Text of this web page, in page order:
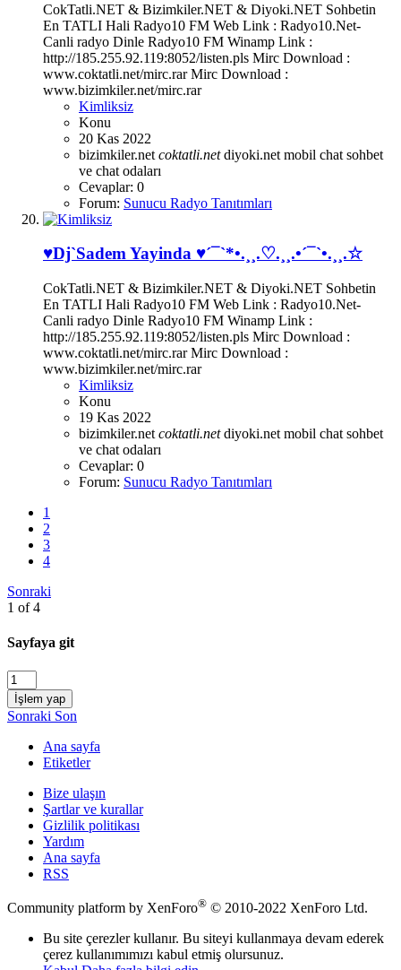
CokTatli.NET & Bizimkiler.NET & Diyoki.NET Sohbetin
En TATLI Hali Radyo10 FM Web Link : Radyo10.Net-
Canli radyo Dinle Radyo10 FM Winamp Link :
http://185.255.92.119:8052/listen.pls Mirc Download :
www.coktatli.net/mirc.rar Mirc Download :
www.bizimkiler.net/mirc.rar
Kimliksiz
Konu
20 Kas 2022
bizimkiler.net coktatli.net diyoki.net mobil chat sohbet
ve chat odaları
Cevaplar: 0
Forum: Sunucu Radyo Tanıtımları
♥Dj`Sadem Yayinda ♥´¯`*•.¸¸.♡.¸¸.•´¯`•.¸¸.☆
CokTatli.NET & Bizimkiler.NET & Diyoki.NET Sohbetin
En TATLI Hali Radyo10 FM Web Link : Radyo10.Net-
Canli radyo Dinle Radyo10 FM Winamp Link :
http://185.255.92.119:8052/listen.pls Mirc Download :
www.coktatli.net/mirc.rar Mirc Download :
www.bizimkiler.net/mirc.rar
Kimliksiz
Konu
19 Kas 2022
bizimkiler.net coktatli.net diyoki.net mobil chat sohbet
ve chat odaları
Cevaplar: 0
Forum: Sunucu Radyo Tanıtımları
1
2
3
4
Sonraki
1 of 4
Sayfaya git
İşlem yap
Sonraki Son
Ana sayfa
Etiketler
Bize ulaşın
Şartlar ve kurallar
Gizlilik politikası
Yardım
Ana sayfa
RSS
Community platform by XenForo® © 2010-2022 XenForo Ltd.
Bu site çerezler kullanır. Bu siteyi kullanmaya devam ederek
çerez kullanımımızı kabul etmiş olursunuz.